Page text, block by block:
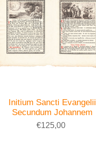
Initium Sancti Evangelii
Secundum Johannem
€125,00